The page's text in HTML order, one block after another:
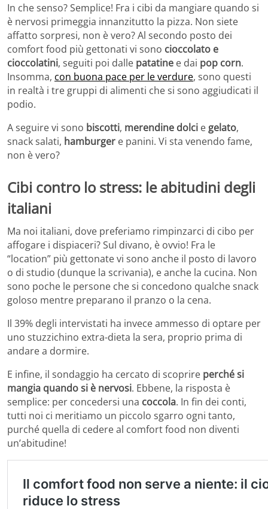
In che senso? Semplice! Fra i cibi da mangiare quando si
è nervosi primeggia innanzitutto la pizza. Non siete
affatto sorpresi, non è vero? Al secondo posto dei
comfort food più gettonati vi sono cioccolato e
cioccolatini, seguiti poi dalle patatine e dai pop corn.
Insomma, con buona pace per le verdure, sono questi
in realtà i tre gruppi di alimenti che si sono aggiudicati il
podio.
A seguire vi sono biscotti, merendine dolci e gelato,
snack salati, hamburger e panini. Vi sta venendo fame,
non è vero?
Cibi contro lo stress: le abitudini degli
italiani
Ma noi italiani, dove preferiamo rimpinzarci di cibo per
affogare i dispiaceri? Sul divano, è ovvio! Fra le
“location” più gettonate vi sono anche il posto di lavoro
o di studio (dunque la scrivania), e anche la cucina. Non
sono poche le persone che si concedono qualche snack
goloso mentre preparano il pranzo o la cena.
Il 39% degli intervistati ha invece ammesso di optare per
uno stuzzichino extra-dieta la sera, proprio prima di
andare a dormire.
E infine, il sondaggio ha cercato di scoprire perché si
mangia quando si è nervosi. Ebbene, la risposta è
semplice: per concedersi una coccola. In fin dei conti,
tutti noi ci meritiamo un piccolo sgarro ogni tanto,
purché quella di cedere al comfort food non diventi
un’abitudine!